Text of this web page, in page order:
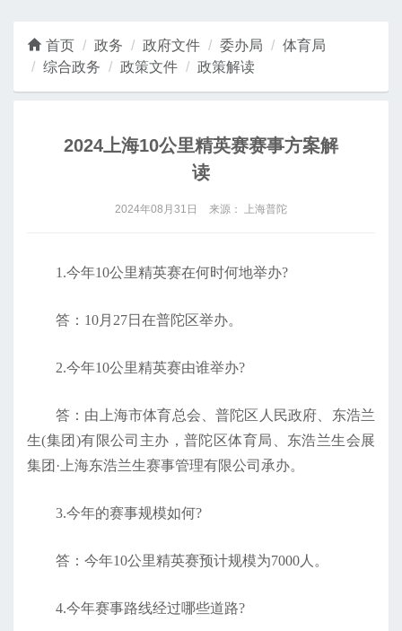
首页 政务 政府文件 委办局
体育局
综合政务
政策文件 政策解读
2024上海10公里精英赛赛事方案解
读
2024年08月31日 来源： 上海普陀
1.今年10公里精英赛在何时何地举办?
答：10月27日在普陀区举办。
2.今年10公里精英赛由谁举办?
答：由上海市体育总会、普陀区人民政府、东浩兰
生(集团)有限公司主办，普陀区体育局、东浩兰生会展
集团·上海东浩兰生赛事管理有限公司承办。
3.今年的赛事规模如何?
答：今年10公里精英赛预计规模为7000人。
4.今年赛事路线经过哪些道路?